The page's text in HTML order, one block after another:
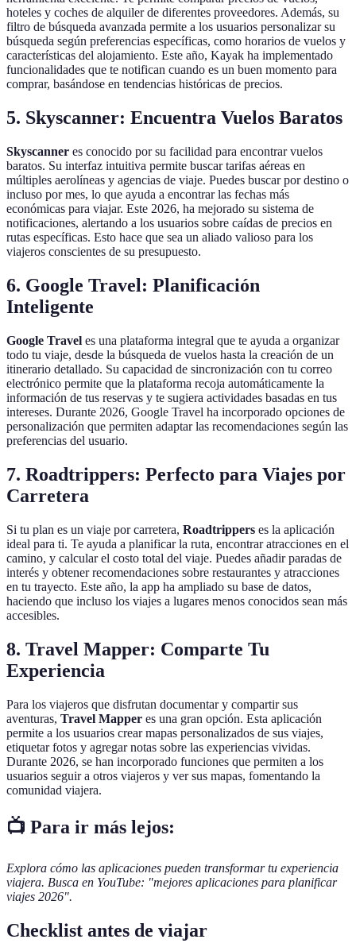
hoteles y coches de alquiler de diferentes proveedores. Además, su
filtro de búsqueda avanzada permite a los usuarios personalizar su
búsqueda según preferencias específicas, como horarios de vuelos y
características del alojamiento. Este año, Kayak ha implementado
funcionalidades que te notifican cuando es un buen momento para
comprar, basándose en tendencias históricas de precios.
5. Skyscanner: Encuentra Vuelos Baratos
Skyscanner es conocido por su facilidad para encontrar vuelos
baratos. Su interfaz intuitiva permite buscar tarifas aéreas en
múltiples aerolíneas y agencias de viaje. Puedes buscar por destino o
incluso por mes, lo que ayuda a encontrar las fechas más
económicas para viajar. Este 2026, ha mejorado su sistema de
notificaciones, alertando a los usuarios sobre caídas de precios en
rutas específicas. Esto hace que sea un aliado valioso para los
viajeros conscientes de su presupuesto.
6. Google Travel: Planificación
Inteligente
Google Travel es una plataforma integral que te ayuda a organizar
todo tu viaje, desde la búsqueda de vuelos hasta la creación de un
itinerario detallado. Su capacidad de sincronización con tu correo
electrónico permite que la plataforma recoja automáticamente la
información de tus reservas y te sugiera actividades basadas en tus
intereses. Durante 2026, Google Travel ha incorporado opciones de
personalización que permiten adaptar las recomendaciones según las
preferencias del usuario.
7. Roadtrippers: Perfecto para Viajes por
Carretera
Si tu plan es un viaje por carretera, Roadtrippers es la aplicación
ideal para ti. Te ayuda a planificar la ruta, encontrar atracciones en el
camino, y calcular el costo total del viaje. Puedes añadir paradas de
interés y obtener recomendaciones sobre restaurantes y atracciones
en tu trayecto. Este año, la app ha ampliado su base de datos,
haciendo que incluso los viajes a lugares menos conocidos sean más
accesibles.
8. Travel Mapper: Comparte Tu
Experiencia
Para los viajeros que disfrutan documentar y compartir sus
aventuras, Travel Mapper es una gran opción. Esta aplicación
permite a los usuarios crear mapas personalizados de sus viajes,
etiquetar fotos y agregar notas sobre las experiencias vividas.
Durante 2026, se han incorporado funciones que permiten a los
usuarios seguir a otros viajeros y ver sus mapas, fomentando la
comunidad viajera.
📺 Para ir más lejos:
Explora cómo las aplicaciones pueden transformar tu experiencia
viajera. Busca en YouTube: "mejores aplicaciones para planificar
viajes 2026".
Checklist antes de viajar